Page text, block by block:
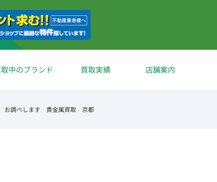
中のブランド 買取実績 店舗案内
お調べします 貴金属買取 京都